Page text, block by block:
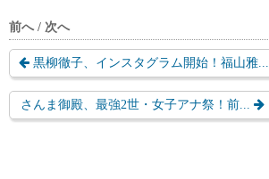
前へ / 次へ
黒柳徹子、インスタグラム開始！福山雅...
さんま御殿、最強2世・女子アナ祭！前...